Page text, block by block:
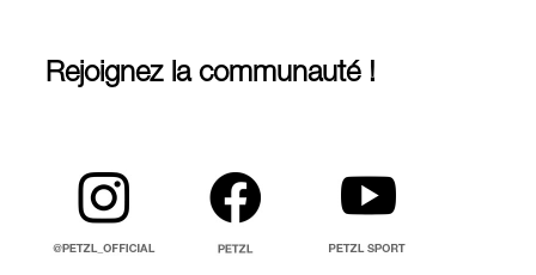
Rejoignez la communauté !